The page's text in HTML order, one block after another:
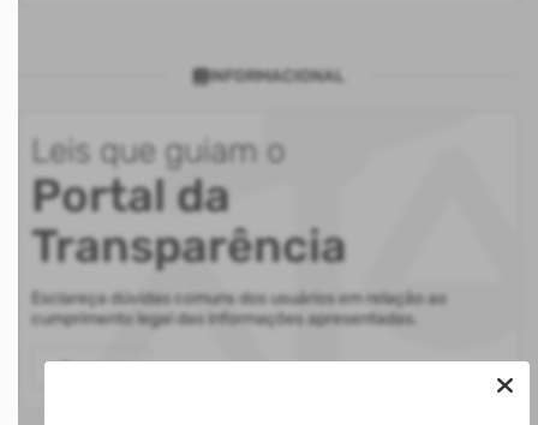
INFORMACIONAL
Leis que guiam o
Portal da
Transparência
Esclareça dúvidas comuns dos usuários em relação ao
cumprimento legal das informações apresentadas.
Acessar